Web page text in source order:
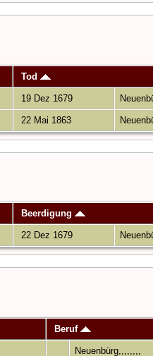
Tod
19 Dez 1679
22 Mai 1863
Beerdigung
22 Dez 1679
Beruf
Neuenbürg,,,,,,,,